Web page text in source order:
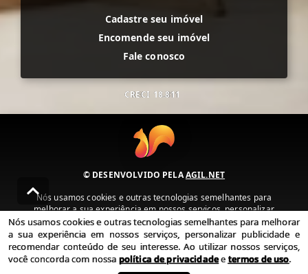
Cadastre seu imóvel
Encomende seu imóvel
Fale conosco
CRECI 18.811
© DESENVOLVIDO PELAAGIL.NET
Nós usamos cookies e outras tecnologias semelhantes para
melhorar a sua experiência em nossos serviços, personalizar
publicidade e recomendar conteúdo de seu interesse. Ao utilizar
nossos serviços, você concorda com nossa política de privacidade e
termos de uso.
Política de Privacidade Termos de uso
Nós usamos cookies e outras tecnologias semelhantes para melhorar
a sua experiência em nossos serviços, personalizar publicidade e
recomendar conteúdo de seu interesse. Ao utilizar nossos serviços,
você concorda com nossa política de privacidadeetermos de uso.